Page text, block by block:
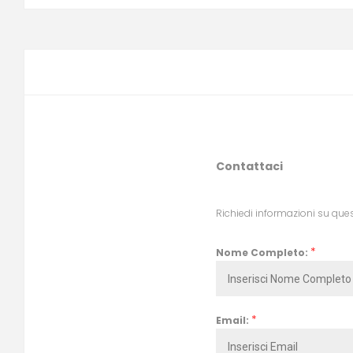
Contattaci
Richiedi informazioni su
Nome Completo: *
Email: *